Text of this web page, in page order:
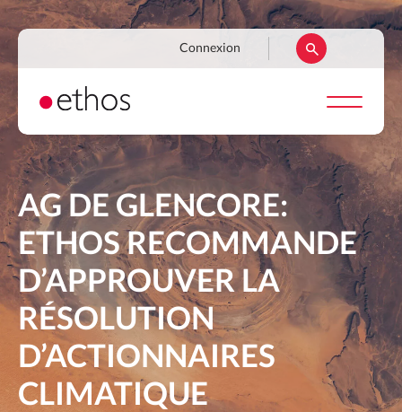
Aller
au
contenu
Navigation
secondaire
Connexion
AG DE GLENCORE:
ETHOS RECOMMANDE
D’APPROUVER LA
RÉSOLUTION
D’ACTIONNAIRES
CLIMATIQUE